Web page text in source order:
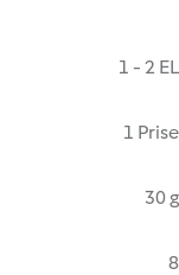
1 - 2 EL
1 Prise
30 g
8